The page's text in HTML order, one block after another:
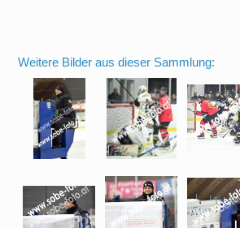
Weitere Bilder aus dieser Sammlung: